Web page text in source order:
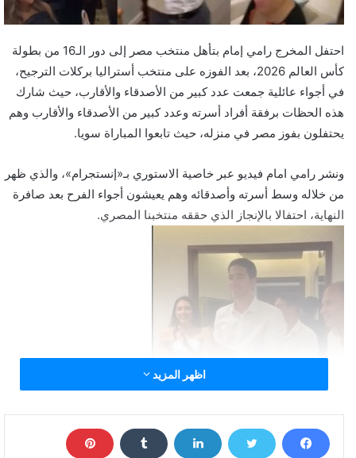
احتفل المخرج رامي إمام بتأهل منتخب مصر إلى دور الـ16 من بطولة
كأس العالم 2026، بعد الفوزه على منتخب أستراليا بركلات الترجيح،
في أجواء عائلية جمعت عدد كبير من الأصدقاء والأقارب، حيث شارك
هذه الحظات برفقة أفراد أسرته وعدد كبير من الأصدقاء والأقارب وهم
يحتفلون بفوز مصر في منزله، حيث تابعوا المباراة سويا.
ونشر رامي امام فيديو عبر خاصية الاستوري بـ«إنستجرام»، والذي ظهر
من خلاله وسط أسرته وأصدقائه وهم يعيشون أجواء الفرح بعد صافرة
النهاية، احتفالا بالإنجاز الذي حققه منتخبنا المصري.
اظهر المزيد